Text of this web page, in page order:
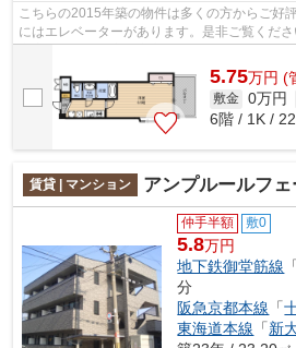
こちらの2015年築の物件は多くの方からご好
にはエレベーターがあります。是非ご覧くだ
5.75万円 (
敷金 0万円
6階 / 1K /
賃貸 | マンション アンプルールフ
仲手半額 敷0
5.8万円
地下鉄御堂筋線
分
阪急京都本線 「
東海道本線 「新